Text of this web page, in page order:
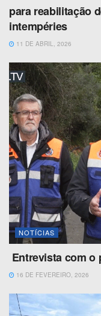
para reabilitação
intempéries
11 DE ABRIL, 2026
NOTÍCIAS
Entrevista com o
16 DE FEVEREIRO, 2026